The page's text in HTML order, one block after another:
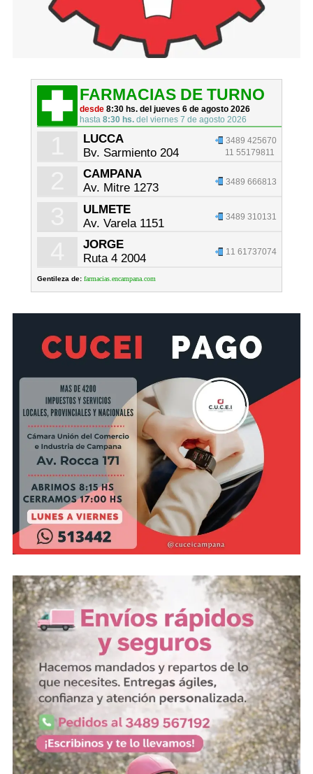
FARMACIAS DE TURNO
desde8:30 hs. del jueves 6 de agosto 2026
hasta8:30 hs. del viernes 7 de agosto 2026
LUCCA
Bv. Sarmiento 204
3489 425670
11 55179811
CAMPANA
Av. Mitre 1273
3489 666813
ULMETE
Av. Varela 1151
3489 310131
JORGE
Ruta 4 2004
11 61737074
Gentileza de: farmacias.encampana.com